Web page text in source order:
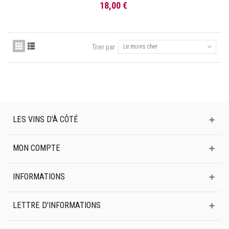
18,00 €
Trier par Le moins cher
LES VINS D'À CÔTÉ
MON COMPTE
INFORMATIONS
LETTRE D'INFORMATIONS